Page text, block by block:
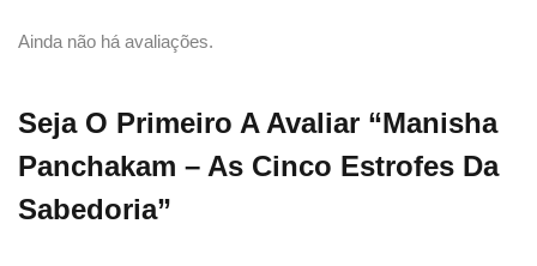
Ainda não há avaliações.
Seja O Primeiro A Avaliar “Manisha
Panchakam – As Cinco Estrofes Da
Sabedoria”